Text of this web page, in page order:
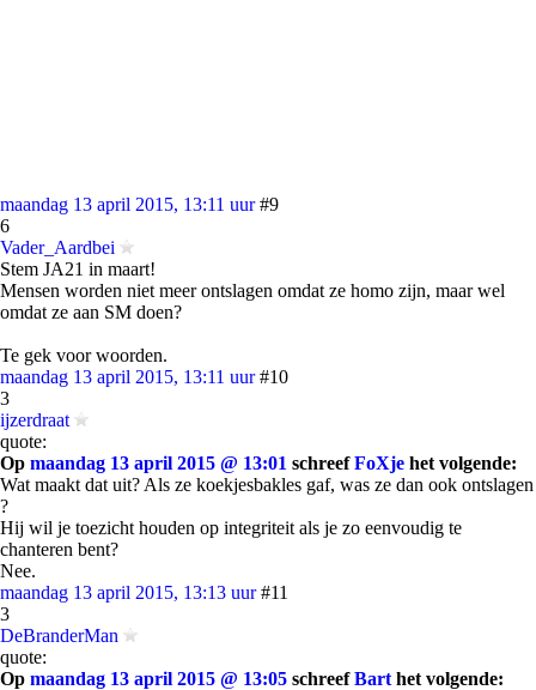
maandag 13 april 2015, 13:11 uur #9
6
Vader_Aardbei
Stem JA21 in maart!
Mensen worden niet meer ontslagen omdat ze homo zijn, maar wel
omdat ze aan SM doen?
Te gek voor woorden.
maandag 13 april 2015, 13:11 uur #10
3
ijzerdraat
quote:
Op maandag 13 april 2015 @ 13:01 schreefFoXje het volgende:
Wat maakt dat uit? Als ze koekjesbakles gaf, was ze dan ook ontslagen
?
Hij wil je toezicht houden op integriteit als je zo eenvoudig te
chanteren bent?
Nee.
maandag 13 april 2015, 13:13 uur #11
3
DeBranderMan
quote:
Op maandag 13 april 2015 @ 13:05 schreefBart het volgende: